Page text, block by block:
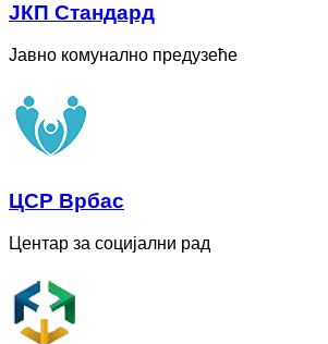
ЈКП Стандард
Јавно комунално предузеће
ЦСР Врбас
Центар за социјални рад